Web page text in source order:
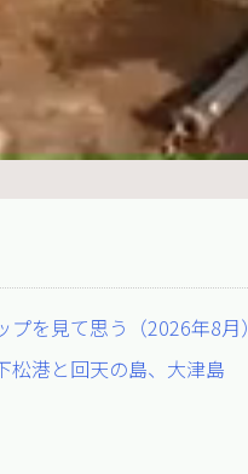
を見て思う（2026年8月）
松港と回天の島、大津島